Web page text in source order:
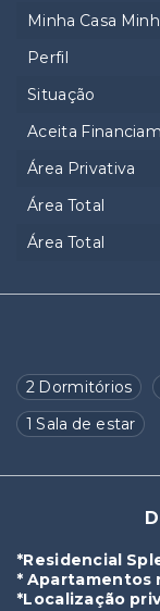
2 Dormitórios
1 Sala de estar
*Residencial
* Apartamentos
*Localização
Minha Casa
Perfil
Situação
Aceita
Área Privativa
Área Total
Área Total